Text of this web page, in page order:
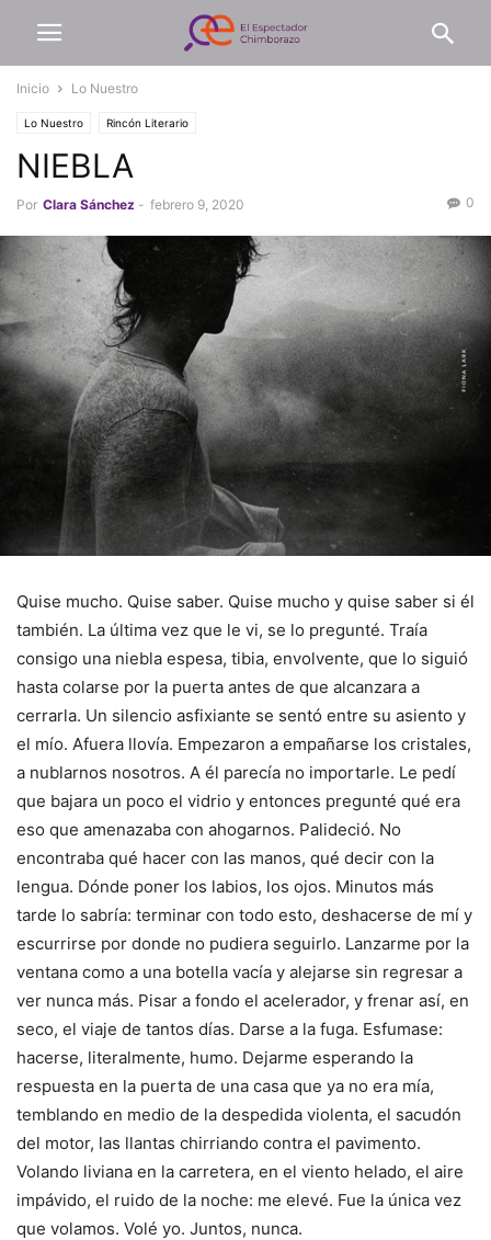
Inicio Lo Nuestro
Lo Nuestro Rincón Literario
NIEBLA
Por Clara Sánchez - febrero 9, 2020 0
Quise mucho. Quise saber. Quise mucho y quise saber si él
también. La última vez que le vi, se lo pregunté. Traía
consigo una niebla espesa, tibia, envolvente, que lo siguió
hasta colarse por la puerta antes de que alcanzara a
cerrarla. Un silencio asfixiante se sentó entre su asiento y
el mío. Afuera llovía. Empezaron a empañarse los cristales,
a nublarnos nosotros. A él parecía no importarle. Le pedí
que bajara un poco el vidrio y entonces pregunté qué era
eso que amenazaba con ahogarnos. Palideció. No
encontraba qué hacer con las manos, qué decir con la
lengua. Dónde poner los labios, los ojos. Minutos más
tarde lo sabría: terminar con todo esto, deshacerse de mí y
escurrirse por donde no pudiera seguirlo. Lanzarme por la
ventana como a una botella vacía y alejarse sin regresar a
ver nunca más. Pisar a fondo el acelerador, y frenar así, en
seco, el viaje de tantos días. Darse a la fuga. Esfumase:
hacerse, literalmente, humo. Dejarme esperando la
respuesta en la puerta de una casa que ya no era mía,
temblando en medio de la despedida violenta, el sacudón
del motor, las llantas chirriando contra el pavimento.
Volando liviana en la carretera, en el viento helado, el aire
impávido, el ruido de la noche: me elevé. Fue la única vez
que volamos. Volé yo. Juntos, nunca.